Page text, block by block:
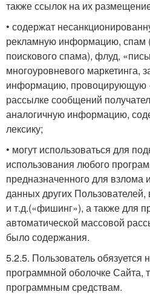
также ссылок на их
• содержат
рекламную информацию, спам
поискового спама), флуд,
многоуровневого маркетинга,
информацию, провоцирующую
рассылке сообщений
аналогичную информацию,
лексику;
• могут использоваться для
использования любого
предназначенного для взлома
данных других
и т.д.(«фишинг»), а также для
автоматической массовой
было содержания.
5.2.5. Пользователь обязуется
программной оболочке Сайта,
программным средствам.